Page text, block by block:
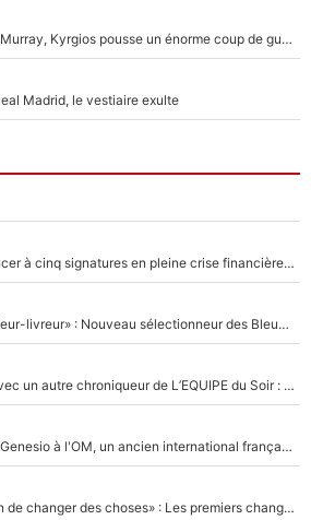
Victime de racisme contre Murray, Kyrgios pousse un énorme coup de gueule !
Madrid, le vestiaire exulte
Grégory Lorenzi doit renoncer à cinq signatures en pleine crise financière : L’IA propose sept noms à l’OM pour un mercato réussi... à seulement 5M€ !
«Plus grand, je ferai chauffeur-livreur» : Nouveau sélectionneur des Bleus, Zinédine Zidane s’était imaginé un avenir très différent lorsqu'il était enfant
Johan Micoud en conflit avec un autre chroniqueur de L’EQUIPE du Soir : «Pendant un moment, je ne les ai pas remis ensemble dans l'émission»
Proche de rejoindre Bruno Genesio à l'OM, un ancien international français va finalement débarquer... sur RMC !
«Il y a probablement besoin de changer des choses» : Les premiers changements de Zinedine Zidane en équipe de France sont révélés ?